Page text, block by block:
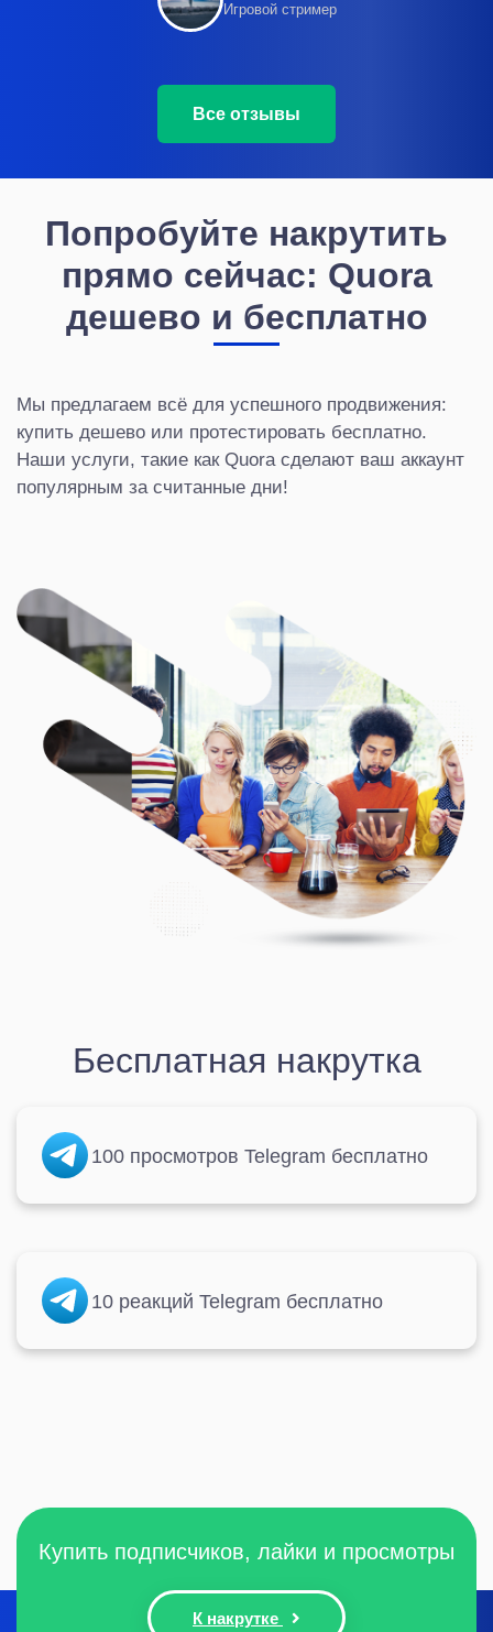
Игровой стример
Все отзывы
Попробуйте накрутить
прямо сейчас: Quora
дешево и бесплатно
Мы предлагаем всё для успешного продвижения:
купить дешево или протестировать бесплатно.
Наши услуги, такие как Quora сделают ваш аккаунт
популярным за считанные дни!
Бесплатная накрутка
100 просмотров Telegram бесплатно
10 реакций Telegram бесплатно
Купить подписчиков, лайки и просмотры
К накрутке